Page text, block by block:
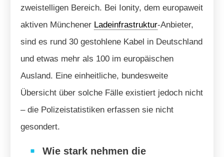
zweistelligen Bereich. Bei Ionity, dem europaweit
aktiven Münchener Ladeinfrastruktur-Anbieter,
sind es rund 30 gestohlene Kabel in Deutschland
und etwas mehr als 100 im europäischen
Ausland. Eine einheitliche, bundesweite
Übersicht über solche Fälle existiert jedoch nicht
– die Polizeistatistiken erfassen sie nicht
gesondert.
Wie stark nehmen die